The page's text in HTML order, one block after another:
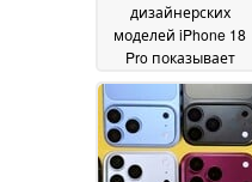
дизайнерских
моделей iPhone 18
Pro показывает
новые цвета при
разном освещении
31 May 2026